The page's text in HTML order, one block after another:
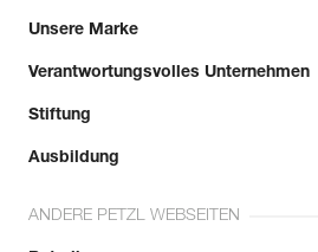
Unsere Marke
Verantwortungsvolles Unternehmen
Stiftung
Ausbildung
ANDERE PETZL WEBSEITEN